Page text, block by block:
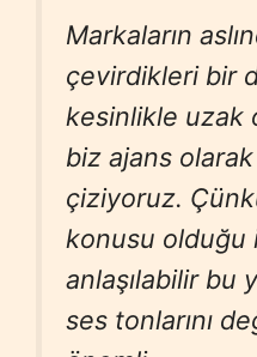
Markaların
çevirdikleri bir
kesinlikle uzak
biz ajans olarak
çiziyoruz.
konusu olduğu
anlaşılabilir bu
ses tonlarını